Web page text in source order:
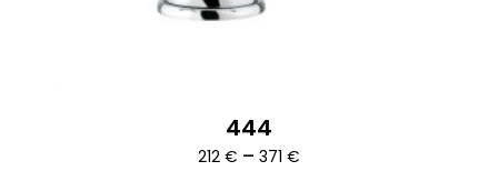
444
212 € – 371 €Ártartomány: